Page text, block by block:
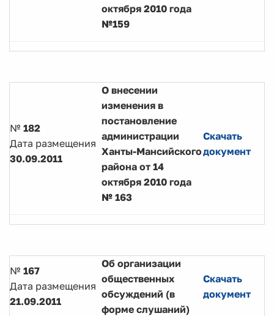
октября 2010 года
№159
№ 182
Дата размещения
30.09.2011
О внесении
изменения в
постановление
администрации
Ханты-Мансийского
района от 14
октября 2010 года
№ 163
Скачать
документ
№ 167
Дата размещения
21.09.2011
Об организации
общественных
обсуждений (в
форме слушаний)
Скачать
документ